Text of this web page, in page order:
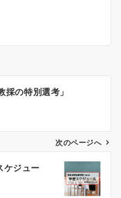
の特別選考」
次のページへ
ケジュー